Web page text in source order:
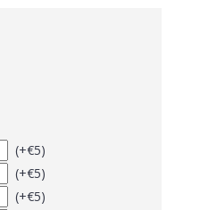
(+€5)
(+€5)
(+€5)